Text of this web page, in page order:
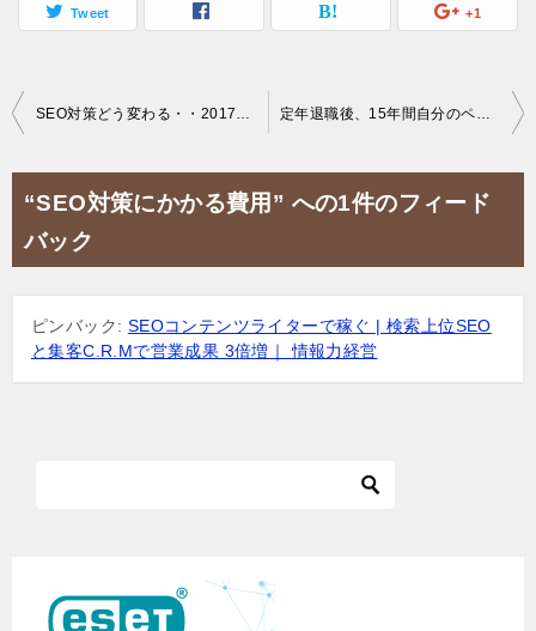
Tweet +1
投
ゲ
シ
“SEO対策にかかる費用” への1件のフィード
バック
ピンバック: SEOコンテンツライターで稼ぐ | 検索上位SEO
と集客C.R.Mで営業成果 3倍増｜ 情報力経営